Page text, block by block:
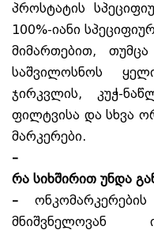
პროსტატის
100%-იანი
მიმართებით,
საშვილოსნოს
ჯირკვლის, კუჭ-
ფილტვისა და სხვა
მარკერები.
–
რა სიხშირით უნდა
–
მნიშვნელოვან